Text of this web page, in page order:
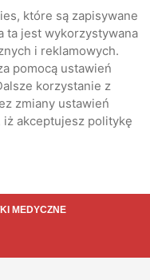
które są zapisywane
ta jest wykorzystywana
i reklamowych.
pomocą ustawień
korzystanie z
zmiany ustawień
akceptujesz politykę
MEDYCZNE